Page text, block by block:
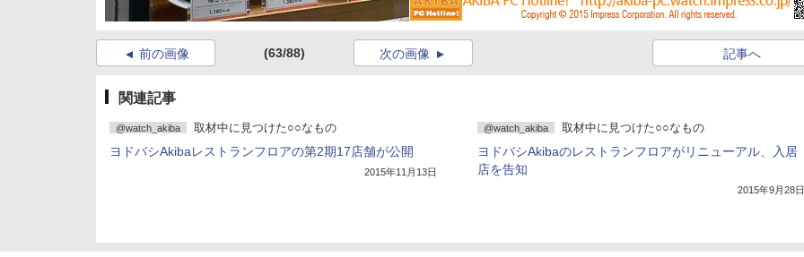
前の画像 (63/88) 記事へ
次の画像
関連記事
@watch_akiba 取材中に見つけた○○なもの
ヨドバシAkibaレストランフロアの第2期17店舗が公開
2015年11月13日
@watch_akiba 取材中に見つけた○○なもの
ヨドバシAkibaのレストランフロアがリニューアル、入居
店を告知
2015年9月28日